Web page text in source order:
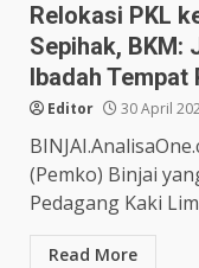
Relokasi PKL
Sepihak, BKM:
Ibadah Tempat
Editor 30 April
(Pemko) Binjai
Pedagang Kaki
Read More